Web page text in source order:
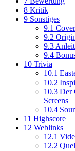
8 Kritik
9 Sonstiges
9.1 Cover
9.2
9.3
9.4
10 Trivia
10.1
10.2
10.3 Der
Screens
10.4
11 Highscore
12 Weblinks
12.1
12.2